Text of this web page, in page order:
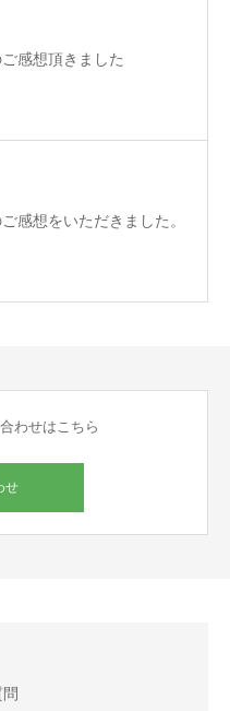
感想頂きました
感想をいただきました。
わせはこちら
せ